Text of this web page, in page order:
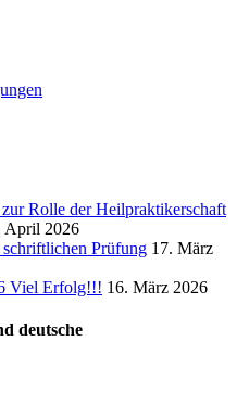
Rolle der Heilpraktikerschaft
April 2026
Prüfung 17. März
Viel Erfolg!!! 16. März 2026
deutsche